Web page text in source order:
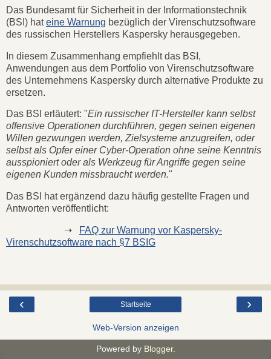
Das Bundesamt für Sicherheit in der Informationstechnik
(BSI) hateine Warnung bezüglich der Virenschutzsoftware
des russischen Herstellers Kaspersky herausgegeben.
In diesem Zusammenhang empfiehlt das BSI,
Anwendungen aus dem Portfolio von Virenschutzsoftware
des Unternehmens Kaspersky durch alternative Produkte zu
ersetzen.
Das BSI erläutert: "Ein russischer IT-Hersteller kann selbst
offensive Operationen durchführen, gegen seinen eigenen
Willen gezwungen werden, Zielsysteme anzugreifen, oder
selbst als Opfer einer Cyber-Operation ohne seine Kenntnis
ausspioniert oder als Werkzeug für Angriffe gegen seine
eigenen Kunden missbraucht werden."
Das BSI hat ergänzend dazu häufig gestellte Fragen und
Antworten veröffentlicht:
➝
FAQ zur Warnung vor Kaspersky-
Virenschutzsoftware nach §7 BSIG
‹ ›
Startseite
Web-Version anzeigen
Powered by Blogger.